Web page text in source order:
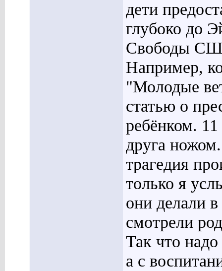
дети
глубоко до
Свободы
Например,
"Молодые
статью о
ребёнком.
друга
трагедия
только я
они делали
смотрели
Так что надо
а с